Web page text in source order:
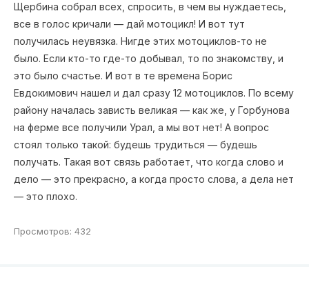
Щербина собрал всех, спросить, в чем вы нуждаетесь,
все в голос кричали — дай мотоцикл! И вот тут
получилась неувязка. Нигде этих мотоциклов-то не
было. Если кто-то где-то добывал, то по знакомству, и
это было счастье. И вот в те времена Борис
Евдокимович нашел и дал сразу 12 мотоциклов. По всему
району началась зависть великая — как же, у Горбунова
на ферме все получили Урал, а мы вот нет! А вопрос
стоял только такой: будешь трудиться — будешь
получать. Такая вот связь работает, что когда слово и
дело — это прекрасно, а когда просто слова, а дела нет
— это плохо.
Просмотров: 432